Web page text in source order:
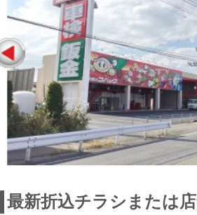
最新折込チラシまたは店舗情報
点検整備に関わる料金表